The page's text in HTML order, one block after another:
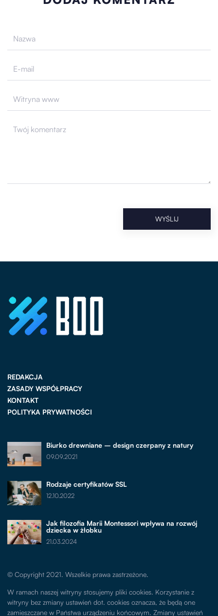
REDAKCJA
ZASADY WSPÓŁPRACY
KONTAKT
POLITYKA PRYWATNOŚCI
Biurko drewniane – design czerpany z natury
09.09.2021
Rodzaje certyfikatów SSL
12.10.2022
Jak filozofia Marii Montessori wpływa na rozwój
dziecka w żłobku
21.03.2024
© Copyright 2021. Wszelkie prawa zastrzeżone.
W ramach naszej witryny stosujemy pliki cookies. Korzystanie z
witryny bez zmiany ustawień dot. cookies oznacza, że będą one
zamieszczane w Państwa urządzeniu końcowym. Zmiany ustawień